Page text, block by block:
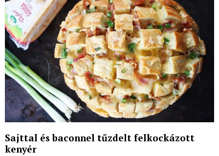
Sajttal és baconnel tűzdelt felkockázott
kenyér